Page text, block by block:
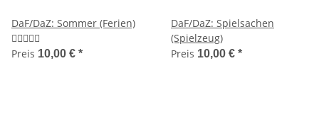
DaF/DaZ: Sommer (Ferien)
Preis 10,00 € *
DaF/DaZ: Spielsachen
(Spielzeug)
Preis 10,00 € *